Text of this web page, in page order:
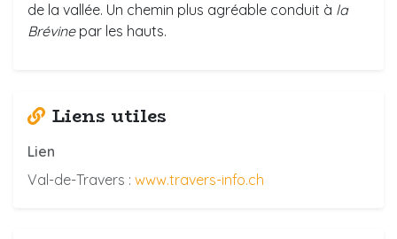
de la vallée. Un chemin plus agréable conduit à la
Brévinepar les hauts.
Liens utiles
Lien
Val-de-Travers : www.travers-info.ch